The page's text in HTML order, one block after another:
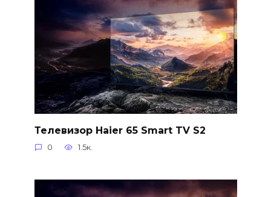
Телевизор Haier 65 Smart TV S2
0 1.5к.